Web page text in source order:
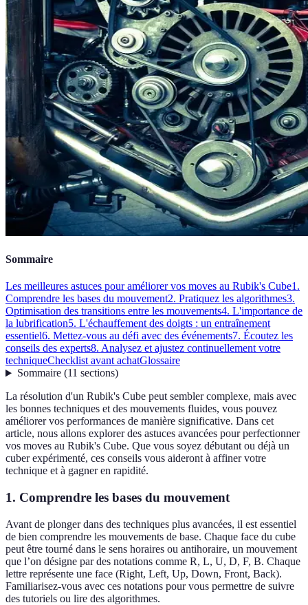
Sommaire
Les meilleures astuces pour améliorer vos moves au Rubik's Cube1.
Comprendre les bases du mouvement2. Pratiquez les algorithmes3.
Optimisation des transitions entre les mouvements4. L'importance de
la lubrification5. L'échauffement des doigts : un entraînement
essentiel6. Mettez-vous au défi avec des événements7. Écoutez les
conseils des experts8. Analysez et ajustez continuellement votre
techniqueChecklist avant achatGlossaire
Sommaire(11 sections)
La résolution d'un Rubik's Cube peut sembler complexe, mais avec
les bonnes techniques et des mouvements fluides, vous pouvez
améliorer vos performances de manière significative. Dans cet
article, nous allons explorer des astuces avancées pour perfectionner
vos moves au Rubik's Cube. Que vous soyez débutant ou déjà un
cuber expérimenté, ces conseils vous aideront à affiner votre
technique et à gagner en rapidité.
1. Comprendre les bases du mouvement
Avant de plonger dans des techniques plus avancées, il est essentiel
de bien comprendre les mouvements de base. Chaque face du cube
peut être tourné dans le sens horaires ou antihoraire, un mouvement
que l’on désigne par des notations comme R, L, U, D, F, B. Chaque
lettre représente une face (Right, Left, Up, Down, Front, Back).
Familiarisez-vous avec ces notations pour vous permettre de suivre
des tutoriels ou lire des algorithmes.